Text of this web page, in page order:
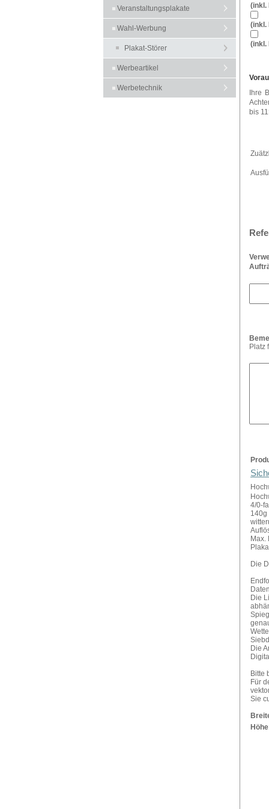
Veranstaltungsplakate
Wahl-Werbung
Plakat-Störer
Werbeartikel
Werbetechnik
(inkl.
(inkl.
(inkl.
Ihre
bis
Platz
4/0-
140g
Max.
Die
Die
Die
Bitte
Für
Sie
Höhe